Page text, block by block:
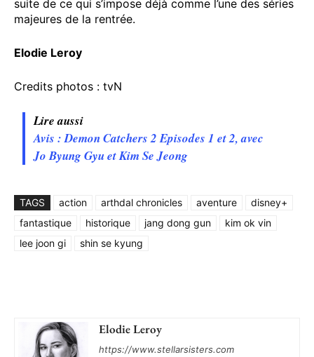
suite de ce qui s’impose déjà comme l’une des séries
majeures de la rentrée.
Elodie Leroy
Credits photos : tvN
Lire aussi
Avis : Demon Catchers 2 Episodes 1 et 2, avec
Jo Byung Gyu et Kim Se Jeong
TAGS action arthdal chronicles aventure
disney+
fantastique
historique jang dong gun
kim ok vin
lee joon gi
shin se kyung
Elodie Leroy
https://www.stellarsisters.com